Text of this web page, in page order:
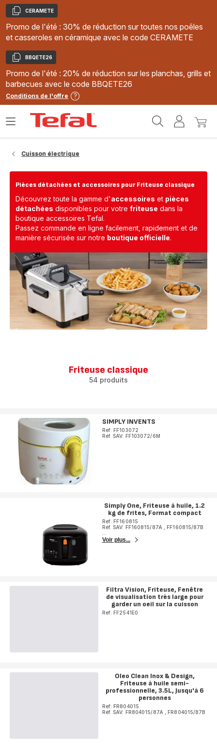
Copier
CERAMETE
Promo de l'été : 30% de réduction sur toutes nos poêles
et casseroles en céramique avec le code CERAMETE
Copier
BBQETE26
Promo de l'été : 20% de réduction sur les planchas, grills et
barbecues avec le code BBQETE26
Conditions de l'offre
MonMon
Ouvrir
Cuisson électrique
Pièces détachées et accessoires pour Friteuse classique
Découvrez toute la gamme d'accessoires et pièces
détachées disponibles pour votre friteuse dans la
boutique accessoires Tefal.
Passez commande en ligne facilement, rapidement et de
manière sécurisée sur notre boutique officielle.
Friteuse classique
54 produits
SIMPLY INVENTS
Ref: FF103072
Réf. SAV: FF103072/6M
Simply One, Friteuse à huile, 1.2
kg de frites, Format compact
Ref: FF160815
Réf. SAV: FF160815/87A
,FF160815/87B
Voir plus...
Filtra Vision, Friteuse, Fenêtre
de visualisation très large pour
garder un oeil sur la cuisson
Ref: FF2541E0
Oleo Clean Inox & Design,
Friteuse à huile semi-
professionnelle, 3.5L, Jusqu'à 6
personnes
Ref: FR804015
Réf. SAV: FR804015/87A
,FR804015/87B